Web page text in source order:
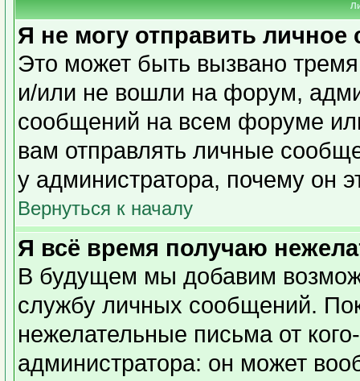
Я не могу отправить
Это может быть вызвано
и/или не вошли на форум,
сообщений на всем форуме
вам отправлять личные
у администратора, почему он
Вернуться к началу
Я всё время получаю
В будущем мы добавим
службу личных сообщений.
нежелательные письма от
администратора: он может